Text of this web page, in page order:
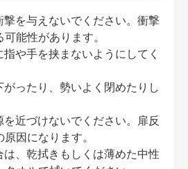
を与えないでください。衝撃
能性があります。
や手を挟まないようにしてく
ったり、勢いよく閉めたりし
近づけないでください。扉反
因になります。
、乾拭きもしくは薄めた中性